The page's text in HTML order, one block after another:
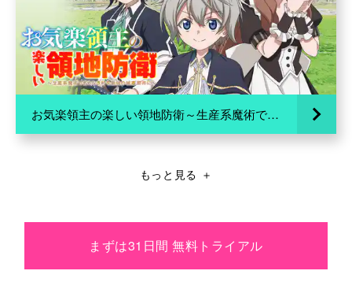
お気楽領主の楽しい領地防衛～生産系魔術で名もなき村を最強の城塞都市に～
もっと見る ＋
まずは31日間 無料トライアル